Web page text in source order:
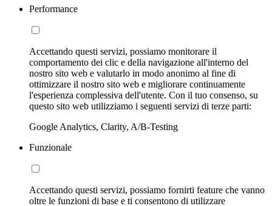
Performance
Accettando questi servizi, possiamo monitorare il
comportamento dei clic e della navigazione all'interno del
nostro sito web e valutarlo in modo anonimo al fine di
ottimizzare il nostro sito web e migliorare continuamente
l'esperienza complessiva dell'utente. Con il tuo consenso, su
questo sito web utilizziamo i seguenti servizi di terze parti:
Google Analytics, Clarity, A/B-Testing
Funzionale
Accettando questi servizi, possiamo fornirti feature che vanno
oltre le funzioni di base e ti consentono di utilizzare